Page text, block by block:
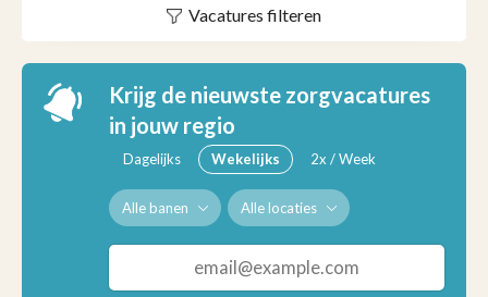
Vacatures filteren
Krijg de nieuwste zorgvacatures
in jouw regio
Dagelijks Wekelijks 2x / Week
Alle banen Alle locaties